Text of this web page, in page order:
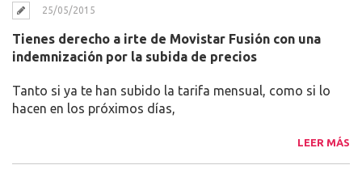
25/05/2015
Tienes derecho a irte de Movistar Fusión con una
indemnización por la subida de precios
Tanto si ya te han subido la tarifa mensual, como si lo
hacen en los próximos días,
LEER MÁS